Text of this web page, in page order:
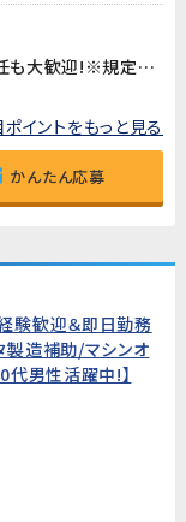
就業中はずっと寮費無料!遠方からの赴任も大歓迎!※規定あり
イントをもっと見る
かんたん応募
験歓迎＆即日勤務
製造補助/マシンオ
代男性活躍中!】